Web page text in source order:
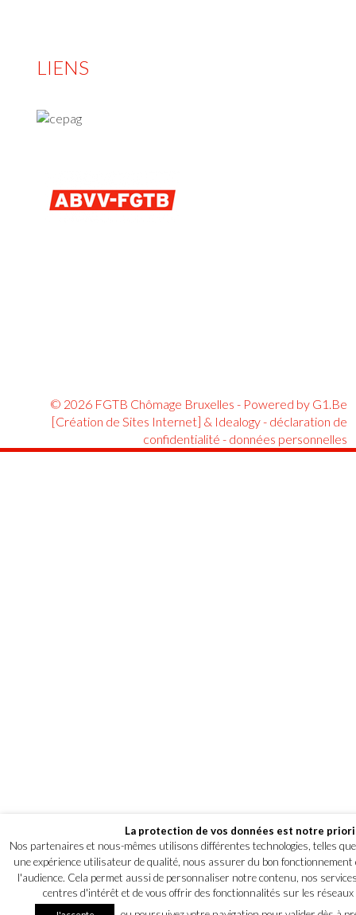
LIENS
© 2026 FGTB Chômage Bruxelles - Powered by G1.Be
[Création de Sites Internet] & Idealogy- déclaration de
confidentialité - données personnelles
La protection de vos données est notre
Nos partenaires et nous-mêmes utilisons différentes technologies, telles
une expérience utilisateur de qualité, nous assurer du bon
l'audience. Cela permet aussi de personnaliser notre contenu, nos
centres d'intérêt et de vous offrir des fonctionnalités sur les